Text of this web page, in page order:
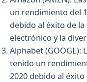
un rendimiento del
debido al éxito de
electrónico y la
Alphabet (GOOGL):
tenido un
2020 debido al